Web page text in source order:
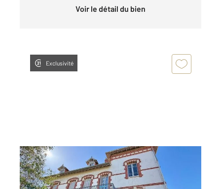
Voir le détail du bien
Exclusivité
SEMEAC 65
338,74 m2, 9 pièces
Ref : 2855